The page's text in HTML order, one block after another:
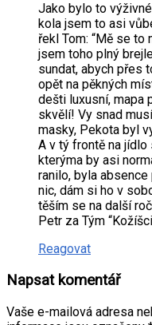
Jako bylo to
kola jsem to asi
řekl Tom: “Mě se to
jsem toho plný
sundat, abych přes
opět na pěkných
dešti luxusní, mapa
skvělí! Vy snad
masky, Pekota byl
A v tý frontě na
kterýma by asi
ranilo, byla
nic, dám si ho v
těším se na další
Petr za Tým
Reagovat
Napsat komentář
Vaše e-mailová adresa